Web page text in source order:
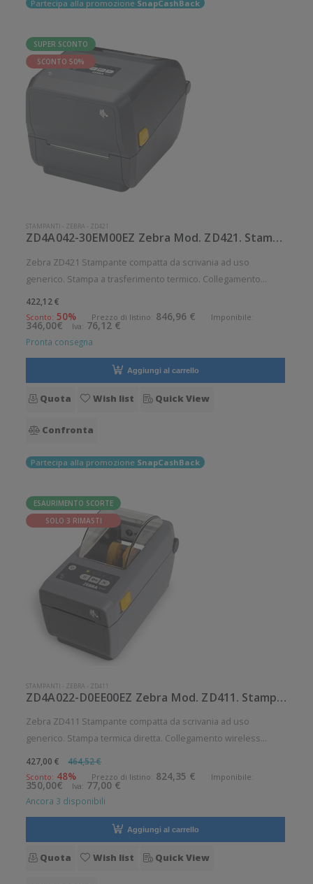
Partecipa alla promozione SnapCashBack
SUPER SCONTO
SCONTO 50%
STAMPANTI - ZEBRA - ZD421
ZD4A042-30EM00EZ Zebra Mod. ZD421. Stampante di etichette.
Zebra ZD421 Stampante compatta da scrivania ad uso
generico. Stampa a trasferimento termico. Collegamento
wireless senza fili. Velocità di stampa: 152 mm/sec Risoluzione
di stampa: 8 dot/mm Wireless: Presente Supporto di stampa:
Braccialetti,
422,12 €
Sconto: 50% Prezzo di listino: 846,96 € Imponibile:
346,00€ Iva: 76,12 €
Pronta consegna
Aggiungi al carrello
Quota Wish list Quick View
Confronta
Partecipa alla promozione SnapCashBack
ESAURIMENTO SCORTE
SOLO 3 RIMASTI
STAMPANTI - ZEBRA - ZD411
ZD4A022-D0EE00EZ Zebra Mod. ZD411. Stampante di etichette.
Zebra ZD411 Stampante compatta da scrivania ad uso
generico. Stampa termica diretta. Collegamento wireless
stampa: 8 dot/mm Wireless: Presente Supporto di stampa:
Braccialetti, Carta in
427,00 € 464,52 €
Sconto: 48% Prezzo di listino: 824,35 € Imponibile:
350,00€ Iva: 77,00 €
Ancora 3 disponibili
Aggiungi al carrello
Quota Wish list Quick View